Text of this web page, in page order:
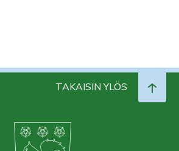
TAKAISIN YLÖS